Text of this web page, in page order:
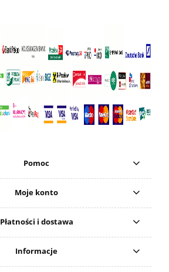
Pomoc
Moje konto
Płatności i dostawa
Informacje